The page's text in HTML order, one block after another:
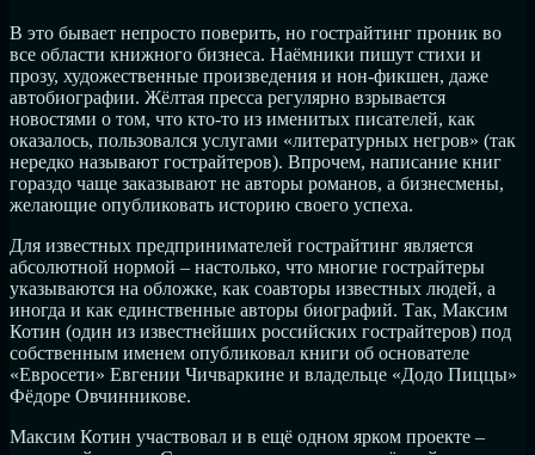
В это бывает непросто поверить, но гострайтинг проник во
все области книжного бизнеса. Наёмники пишут стихи и
прозу, художественные произведения и нон-фикшен, даже
автобиографии. Жёлтая пресса регулярно взрывается
новостями о том, что кто-то из именитых писателей, как
оказалось, пользовался услугами «литературных негров» (так
нередко называют гострайтеров). Впрочем, написание книг
гораздо чаще заказывают не авторы романов, а бизнесмены,
желающие опубликовать историю своего успеха.
Для известных предпринимателей гострайтинг является
абсолютной нормой – настолько, что многие гострайтеры
указываются на обложке, как соавторы известных людей, а
иногда и как единственные авторы биографий. Так, Максим
Котин (один из известнейших российских гострайтеров) под
собственным именем опубликовал книги об основателе
«Евросети» Евгении Чичваркине и владельце «Додо Пиццы»
Фёдоре Овчинникове.
Максим Котин участвовал и в ещё одном ярком проекте –